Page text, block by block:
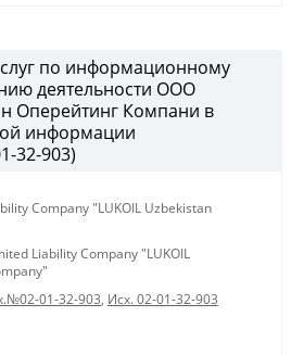
по информационному
деятельности ООО
Оперейтинг Компани в
информации
32-903)
Company "LUKOIL Uzbekistan
Liability Company "LUKOIL
01-32-903, Исх. 02-01-32-903